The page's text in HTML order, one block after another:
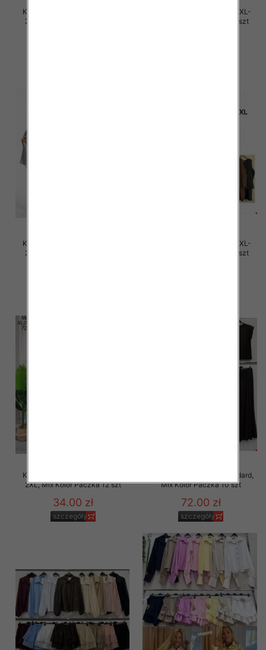
Komplet damskie Roz M/L-XL-
2XL, Mix Kolor Paczka 12 szt
Komplet damskie Roz M/L-XL-
2XL, Mix Kolor Paczka 12 szt
Komplet damskie Roz M/L-XL-
2XL, Mix Kolor Paczka 12 szt
Komplet damskie Roz M/L-XL-
2XL, Mix Kolor Paczka 12 szt
Komplet damskie Roz M/L-XL-
2XL, Mix Kolor Paczka 12 szt
34.00 zł
szczegóły
Komplet damskie Roz Standard,
Mix Kolor Paczka 10 szt
72.00 zł
szczegóły